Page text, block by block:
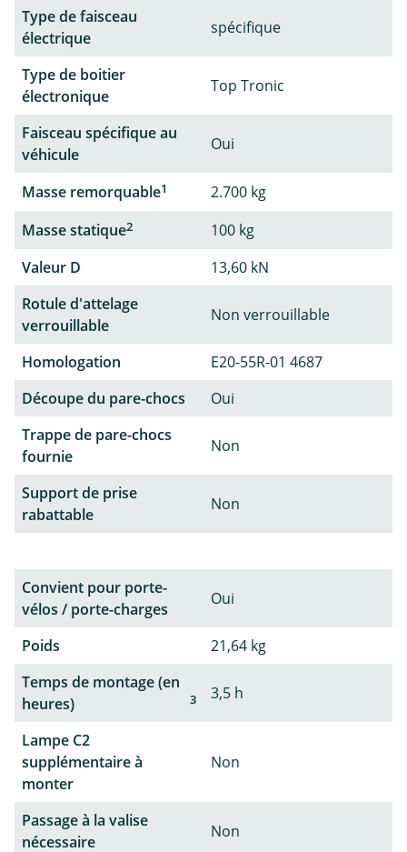
Type de faisceau
électrique
spécifique
Type de boitier
électronique
Top Tronic
Faisceau spécifique au
véhicule
Oui
Masse remorquable1
2.700 kg
Masse statique2
100 kg
Valeur D
13,60 kN
Rotule d'attelage
verrouillable
Non verrouillable
Homologation
E20-55R-01 4687
Découpe du pare-chocs
Oui
Trappe de pare-chocs
fournie
Non
Support de prise
rabattable
Non
Convient pour porte-
vélos / porte-charges
Oui
Poids
21,64 kg
Temps de montage (en
heures)
3 3,5 h
Lampe C2
supplémentaire à
monter
Non
Passage à la valise
nécessaire
Non